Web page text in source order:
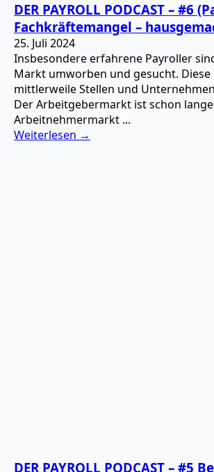
DER PAYROLL PODCAST – #6
Fachkräftemangel –
25. Juli 2024
Insbesondere erfahrene Payroller
Markt umworben und gesucht. Diese
mittlerweile Stellen und
Der Arbeitgebermarkt ist schon
Arbeitnehmermarkt ...
Weiterlesen →
DER PAYROLL PODCAST – #5